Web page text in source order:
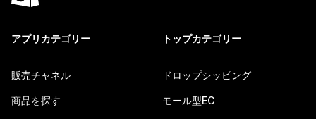
アプリカテゴリー
販売チャネル
商品を探す
トップカテゴリー
ドロップシッピング
モール型EC